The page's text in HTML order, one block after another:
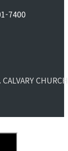
7400
CHURCH